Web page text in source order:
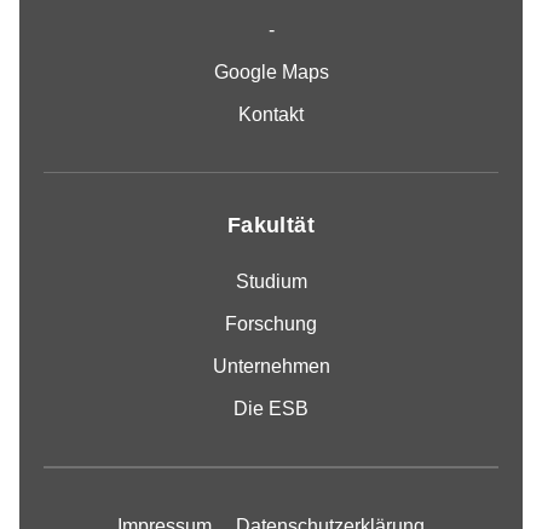
-
Google Maps
Kontakt
Fakultät
Studium
Forschung
Unternehmen
Die ESB